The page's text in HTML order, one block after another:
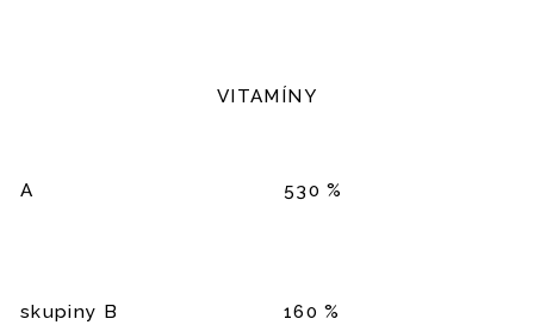
VITAMÍNY
A 530 %
skupiny B 160 %